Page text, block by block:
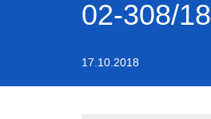
02-308/18
17.10.2018